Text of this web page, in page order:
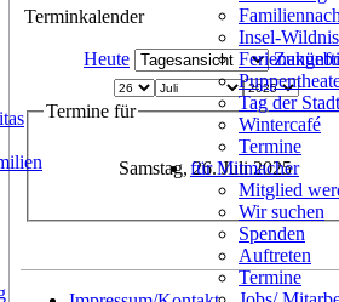
Insel-
Tag der
Wintercafé
Termine
für Mitmacher
Mitglied
Wir suchen
Spenden
Auftreten
Termine
Terminkalender
Heute
Termine für
Samstag, 26. Juli 2025